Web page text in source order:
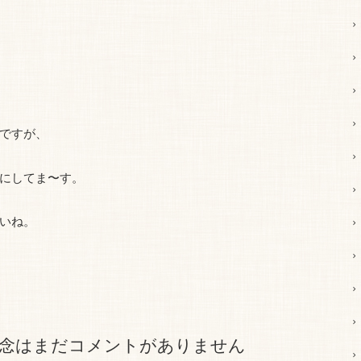
すが、
してま〜す。
ね。
はまだコメントがありません